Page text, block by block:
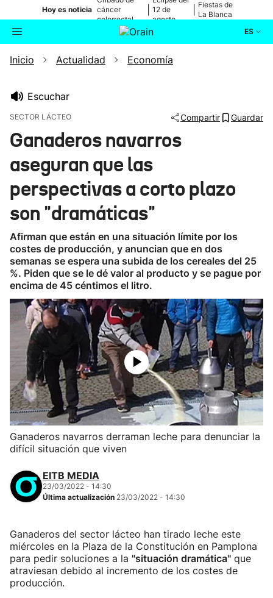
Hoy es noticia cáncer
colorrectal
12 de
agosto
Fiestas de
La Blanca
ES
Buscador Actualidad
Ikusmiran
Eguraldia
Inicio Actualidad Economía
Escuchar
SECTOR LÁCTEO Compartir Guardar
Ganaderos navarros
aseguran que las
perspectivas a corto plazo
son "dramáticas"
Afirman que están en una situación límite por los
costes de producción, y anuncian que en dos
semanas se espera una subida de los cereales del 25
%. Piden que se le dé valor al producto y se pague por
encima de 45 céntimos el litro.
Ganaderos navarros derraman leche para denunciar la
difícil situación que viven
EITB MEDIA
23/03/2022 - 14:30
Última actualización 23/03/2022 - 14:30
Ganaderos del sector lácteo han tirado leche este
miércoles en la Plaza de la Constitución en Pamplona
para pedir soluciones a la "situación dramática" que
atraviesan debido al incremento de los costes de
producción.